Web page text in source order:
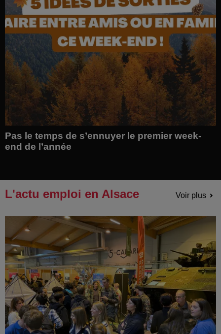
Pas le temps de s’ennuyer le premier week-
end de l’année
L'actu emploi en Alsace Voir plus